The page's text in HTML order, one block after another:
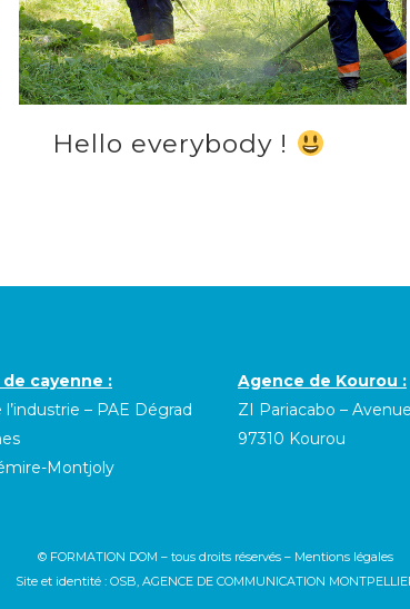
Hello everybody !
cayenne :
l’industrie – PAE Dégrad
Montjoly
Agence de Kourou :
ZI Pariacabo –
97310 Kourou
© FORMATION DOM – tous droits réservés – Mentions légales
Site et identité : OSB, AGENCE DE COMMUNICATION